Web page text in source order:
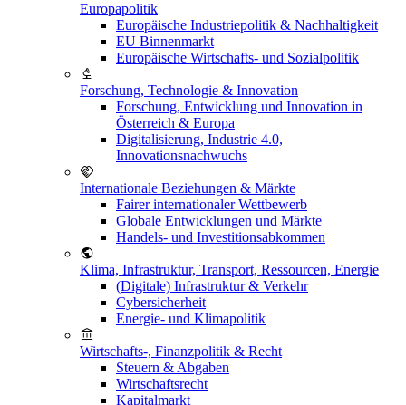
Europapolitik
Europäische Industriepolitik & Nachhaltigkeit
EU Binnenmarkt
Europäische Wirtschafts- und Sozialpolitik
Forschung, Technologie & Innovation
Forschung, Entwicklung und Innovation in
Österreich & Europa
Digitalisierung, Industrie 4.0,
Innovationsnachwuchs
Internationale Beziehungen & Märkte
Fairer internationaler Wettbewerb
Globale Entwicklungen und Märkte
Handels- und Investitionsabkommen
Klima, Infrastruktur, Transport, Ressourcen, Energie
(Digitale) Infrastruktur & Verkehr
Cybersicherheit
Energie- und Klimapolitik
Wirtschafts-, Finanzpolitik & Recht
Steuern & Abgaben
Wirtschaftsrecht
Kapitalmarkt